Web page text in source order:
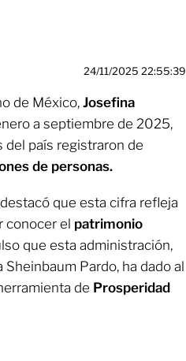
24/11/2025 22:55:39
de México,Josefina
a septiembre de 2025,
del país registraron de
de personas.
que esta cifra refleja
conocer el patrimonio
que esta administración,
Pardo, ha dado al
de Prosperidad